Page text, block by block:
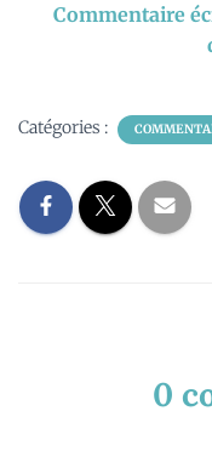
Commentaire
Catégories :
0